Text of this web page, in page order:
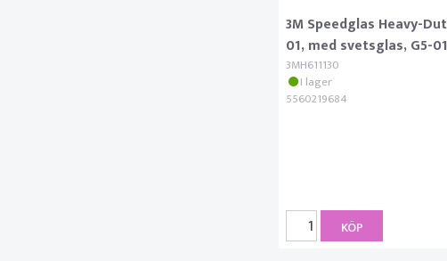
3M Speedglas Heavy-
01, med svetsglas, G5-
3MH611130
I lager
5560219684
KÖP